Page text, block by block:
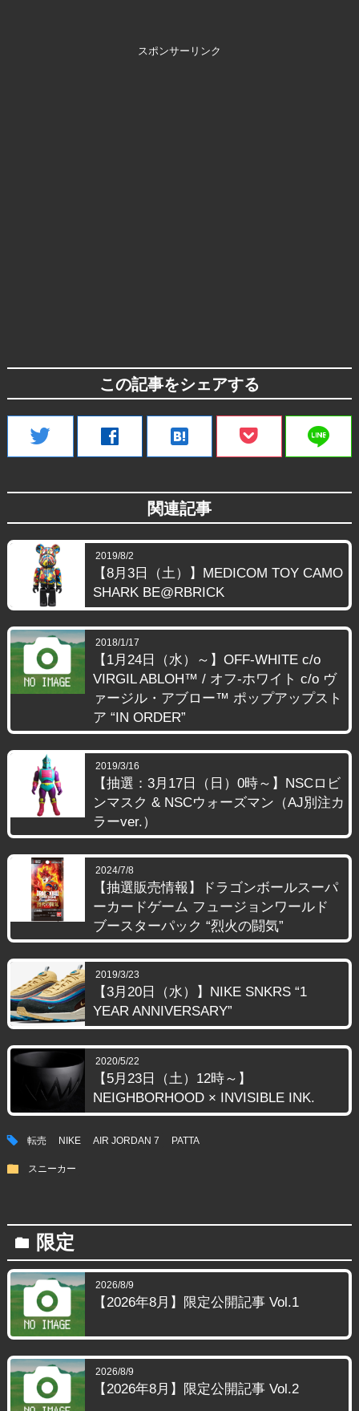
スポンサーリンク
この記事をシェアする
twitter facebook hatenabookmark line
関連記事
2019/8/2
【8月3日（土）】MEDICOM TOY CAMO
SHARK BE@RBRICK
2018/1/17
【1月24日（水）～】OFF-WHITE c/o
VIRGIL ABLOH™ / オフ-ホワイト c/o ヴ
ァージル・アブロー™ ポップアップスト
ア “IN ORDER”
2019/3/16
【抽選：3月17日（日）0時～】NSCロビ
ンマスク & NSCウォーズマン（AJ別注カ
ラーver.）
2024/7/8
【抽選販売情報】ドラゴンボールスーパ
ーカードゲーム フュージョンワールド
ブースターパック “烈火の闘気”
2019/3/23
【3月20日（水）】NIKE SNKRS “1
YEAR ANNIVERSARY”
2020/5/22
【5月23日（土）12時～】
NEIGHBORHOOD × INVISIBLE INK.
tag 転売 NIKE AIR JORDAN 7 PATTA
folder スニーカー
folder 限定
2026/8/9
【2026年8月】限定公開記事 Vol.1
2026/8/9
【2026年8月】限定公開記事 Vol.2